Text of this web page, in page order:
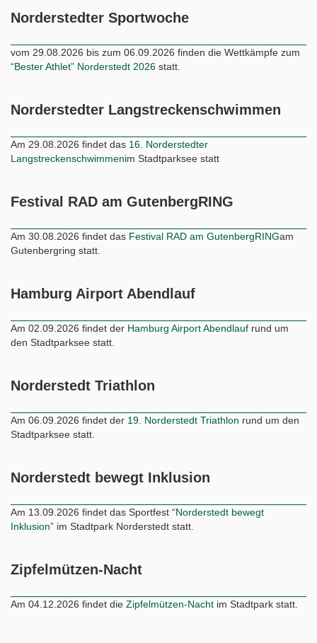
Norderstedter Sportwoche
vom 29.08.2026 bis zum 06.09.2026 finden die Wettkämpfe zum
“Bester Athlet” Norderstedt 2026 statt.
Norderstedter Langstreckenschwimmen
Am 29.08.2026 findet das 16. Norderstedter
Langstreckenschwimmenim Stadtparksee statt
Festival RAD am GutenbergRING
Am 30.08.2026 findet das Festival RAD am GutenbergRINGam
Gutenbergring statt.
Hamburg Airport Abendlauf
Am 02.09.2026 findet der Hamburg Airport Abendlauf rund um
den Stadtparksee statt.
Norderstedt Triathlon
Am 06.09.2026 findet der 19. Norderstedt Triathlon rund um den
Stadtparksee statt.
Norderstedt bewegt Inklusion
Am 13.09.2026 findet das Sportfest “Norderstedt bewegt
Inklusion” im Stadtpark Norderstedt statt.
Zipfelmützen-Nacht
Am 04.12.2026 findet die Zipfelmützen-Nacht im Stadtpark statt.